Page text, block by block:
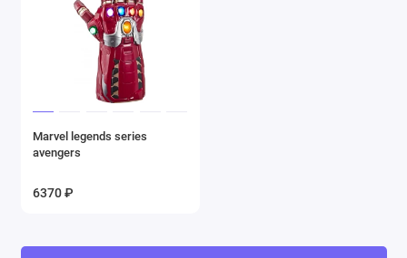
Marvel legends series
avengers
6370 ₽